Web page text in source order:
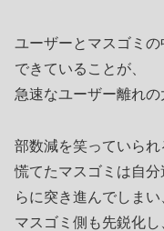
ユーザーとマスゴミ
できていることが、
急速なユーザー離れの
部数減を笑っていられ
慌てたマスゴミは自
らに突き進んでしまい
マスゴミ側も先鋭化し